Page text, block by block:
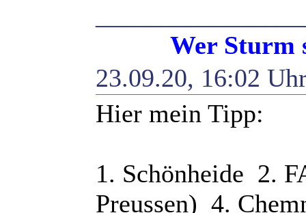
Wer Sturm
23.09.20, 16:02
Hier mein Tipp:
1. Schönheide 2.
Preussen) 4.